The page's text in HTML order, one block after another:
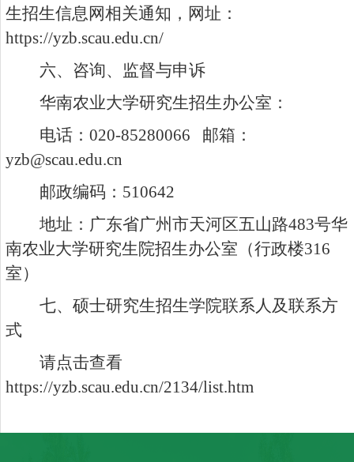
生招生信息网相关通知，网址：
https://yzb.scau.edu.cn/
六、咨询、监督与申诉
华南农业大学研究生招生办公室：
电话： 020-85280066 邮箱：
yzb@scau.edu.cn
邮政编码： 510642
地址：广东省广州市天河区五山路483号华
南农业大学研究生院招生办公室（行政楼316
室）
七、硕士研究生招生学院联系人及联系方
式
请点击查看
https://yzb.scau.edu.cn/2134/list.htm